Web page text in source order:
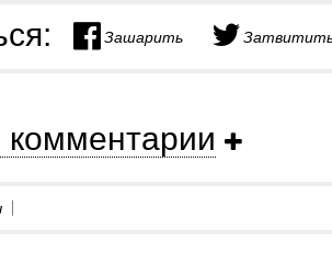
Зашарить
комментарии